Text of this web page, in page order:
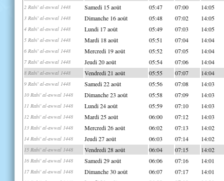
2 Rabi' al-awwal 1448 Samedi 15 août 05:47 07:00 14:05
3 Rabi' al-awwal 1448 Dimanche 16 août 05:48 07:02 14:05
4 Rabi' al-awwal 1448 Lundi 17 août 05:49 07:03 14:05
5 Rabi' al-awwal 1448 Mardi 18 août 05:51 07:04 14:04
6 Rabi' al-awwal 1448 Mercredi 19 août 05:52 07:05 14:04
7 Rabi' al-awwal 1448 Jeudi 20 août 05:54 07:06 14:04
8 Rabi' al-awwal 1448 Vendredi 21 août 05:55 07:07 14:04
9 Rabi' al-awwal 1448 Samedi 22 août 05:56 07:08 14:03
10 Rabi' al-awwal 1448 Dimanche 23 août 05:58 07:09 14:03
11 Rabi' al-awwal 1448 Lundi 24 août 05:59 07:10 14:03
12 Rabi' al-awwal 1448 Mardi 25 août 06:00 07:12 14:03
13 Rabi' al-awwal 1448 Mercredi 26 août 06:02 07:13 14:02
14 Rabi' al-awwal 1448 Jeudi 27 août 06:03 07:14 14:02
15 Rabi' al-awwal 1448 Vendredi 28 août 06:04 07:15 14:02
16 Rabi' al-awwal 1448 Samedi 29 août 06:06 07:16 14:01
17 Rabi' al-awwal 1448 Dimanche 30 août 06:07 07:17 14:01